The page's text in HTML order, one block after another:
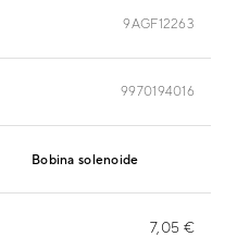
9AGF12263
9970194016
Bobina solenoide
7,05 €